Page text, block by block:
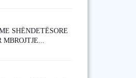
SHËNDETËSORE
MBROJTJE...